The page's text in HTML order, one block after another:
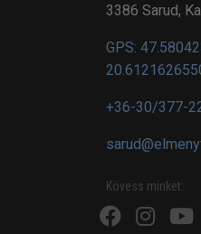
3386 Sarud,
GPS:
+36-30/377-
Kövess minket:
fa fab